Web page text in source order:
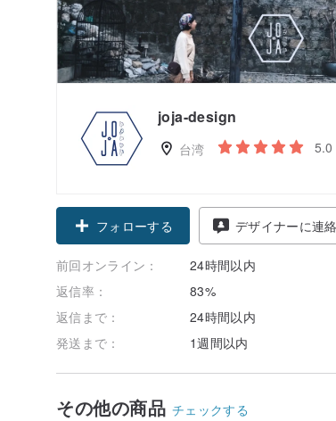
joja-design
台湾 5.0
フォローする デザイナーに連絡
前回オンライン：
24時間以内
返信率：
83%
返信まで：
24時間以内
発送まで：
1週間以内
その他の商品 チェックする